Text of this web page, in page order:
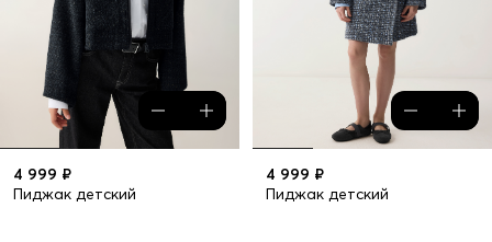
4 999 ₽
Пиджак детский
4 999 ₽
Пиджак детский